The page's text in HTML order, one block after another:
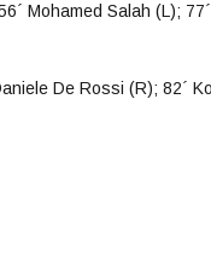
Mohamed Salah (L);
De Rossi (R); 82´